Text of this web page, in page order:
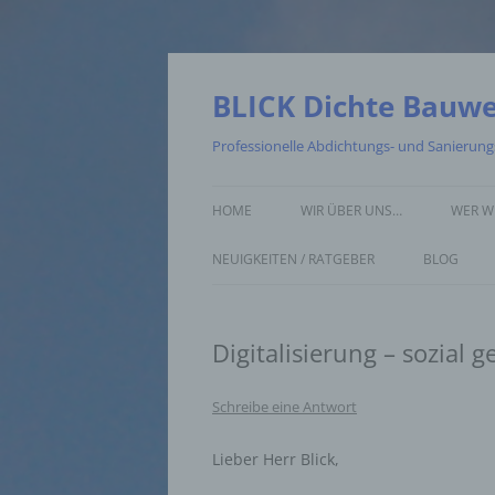
Zum
BLICK Dichte
Professionelle Abdichtungs- und
HOME WIR ÜBER UNS… WER
NEUIGKEITEN / RATGEBER BLOG
Digitalisierung – sozial
Schreibe eine Antwort
Lieber Herr Blick,